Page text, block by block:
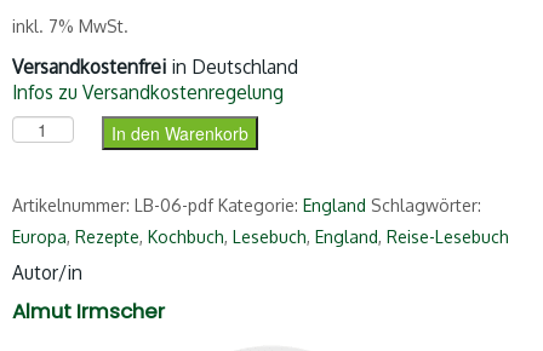
inkl. 7% MwSt.
Versandkostenfrei in Deutschland
Infos zu Versandkostenregelung
Das England-Lesebuch (PDF) Menge
In den Warenkorb
Artikelnummer: LB-06-pdf Kategorie: England Schlagwörter:
Europa, Rezepte, Kochbuch, Lesebuch, England, Reise-Lesebuch
Autor/in
Almut Irmscher